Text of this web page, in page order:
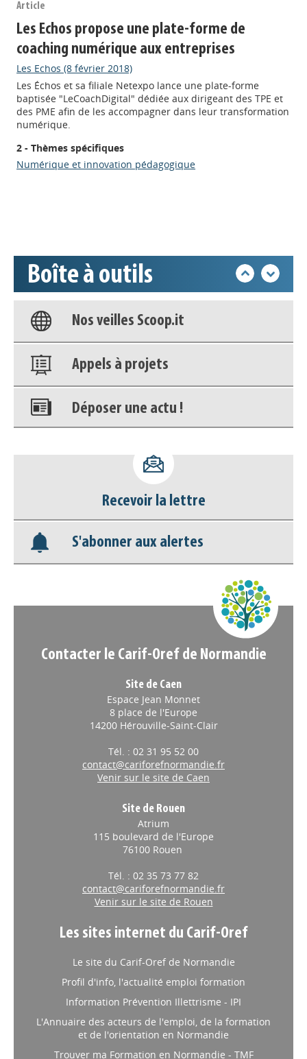
Article
Les Echos propose une plate-forme de
coaching numérique aux entreprises
Les Echos (8 février 2018)
Les Échos et sa filiale Netexpo lance une plate-forme
baptisée "LeCoachDigital" dédiée aux dirigeant des TPE et
des PME afin de les accompagner dans leur transformation
numérique.
2 - Thèmes spécifiques
Numérique et innovation pédagogique
Boîte à outils
Base documentaire
Nos veilles Scoop.it
Appels à projets
Déposer une actu !
déconnecter)
Base documentaire
Nos veilles Scoop.it
Recevoir la lettre
S'abonner aux alertes
Contacter le Carif-Oref de Normandie
Site de Caen
Espace Jean Monnet
8 place de l'Europe
14200 Hérouville-Saint-Clair
Tél. : 02 31 95 52 00
contact@cariforefnormandie.fr
Venir sur le site de Caen
Site de Rouen
Atrium
115 boulevard de l'Europe
76100 Rouen
Tél. : 02 35 73 77 82
contact@cariforefnormandie.fr
Venir sur le site de Rouen
Les sites internet du Carif-Oref
Le site du Carif-Oref de Normandie
Profil d'info, l'actualité emploi formation
Information Prévention Illettrisme - IPI
L'Annuaire des acteurs de l'emploi, de la formation
et de l'orientation en Normandie
Trouver ma Formation en Normandie - TMF